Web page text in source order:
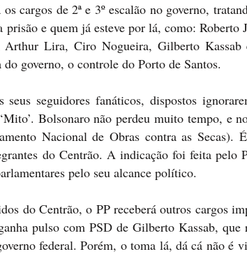
cargos de 2ª e 3º escalão no governo,
prisão e quem já esteve por lá, como:
Lira, Ciro Nogueira, Gilberto Kassab
governo, o controle do Porto de Santos.
seus seguidores fanáticos, dispostos
Bolsonaro não perdeu muito tempo, e
Nacional de Obras contra as
do Centrão. A indicação foi feita pelo
pelo seu alcance político.
do Centrão, o PP receberá outros cargos
pulso com PSD de Gilberto Kassab,
federal. Porém, o toma lá, dá cá não é